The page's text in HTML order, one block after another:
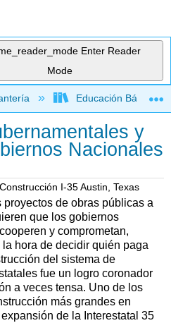
Enter Reader
Mode
jerarquía globalEducación Básica
y
Nacionales
proyectos de obras públicas a
que los gobiernos
y comprometan,
hora de decidir quién paga
del sistema de
fue un logro coronador
a veces tensa. Uno de los
más grandes en
de la Interestatal 35